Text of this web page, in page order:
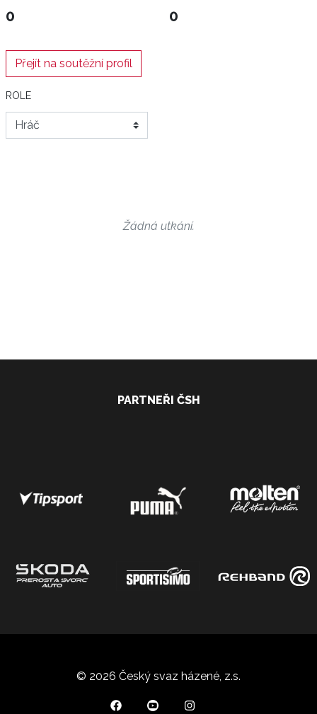
0 0
Přejít na soutěžní profil
ROLE
Žádná utkání.
PARTNEŘI ČSH
© 2026 Český svaz házené, z.s.